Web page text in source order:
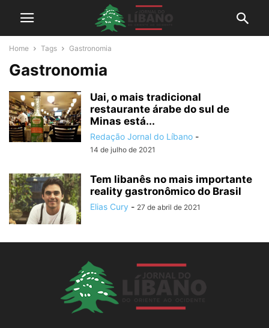
Home Tags Gastronomia
Gastronomia
Uai, o mais tradicional
restaurante árabe do sul de
Minas está...
Redação Jornal do Líbano -
14 de julho de 2021
Tem libanês no mais importante
reality gastronômico do Brasil
Elias Cury - 27 de abril de 2021